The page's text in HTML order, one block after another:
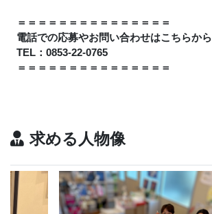
＝＝＝＝＝＝＝＝＝＝＝＝＝＝＝
電話での応募やお問い合わせはこちらから
TEL：0853-22-0765
＝＝＝＝＝＝＝＝＝＝＝＝＝＝＝
求める人物像